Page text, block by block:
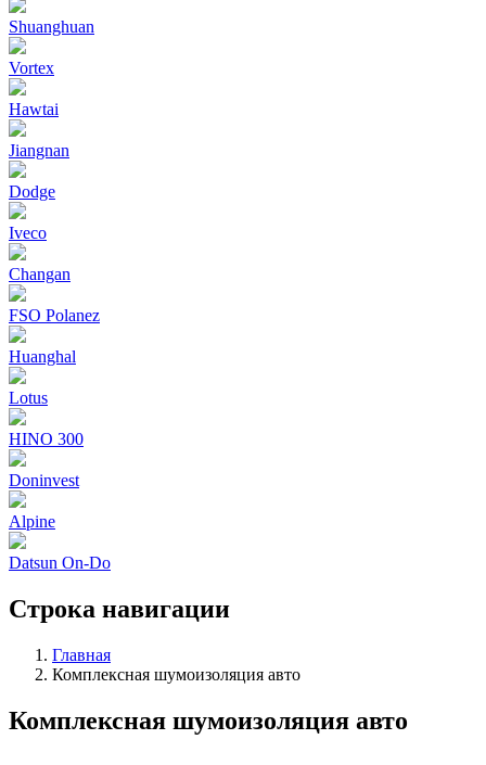
Shuanghuan
Vortex
Hawtai
Jiangnan
Dodge
Iveco
Changan
FSO Polanez
Huanghal
Lotus
HINO 300
Doninvest
Alpine
Datsun On-Do
Строка навигации
Главная
Комплексная шумоизоляция авто
Комплексная шумоизоляция авто